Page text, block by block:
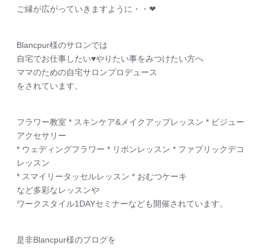
ご縁が広がっていきますように・・❤︎
Blancpur様のサロンでは
自宅でお仕事したい♥やりたい事をみつけたい方へ
ママのための自宅サロンプロデュース
をされています。
フラワー教室 * スキンケア&メイクアップレッスン * ビジュー
アクセサリー
* ウェディングフラワー * リボンレッスン * ファブリックデコ
レッスン
* スマイリータッセルレッスン * おむつケーキ
など多彩なレッスンや
ワークスタイル1DAYセミナーなども開催されています。
是非Blancpur様のブログを